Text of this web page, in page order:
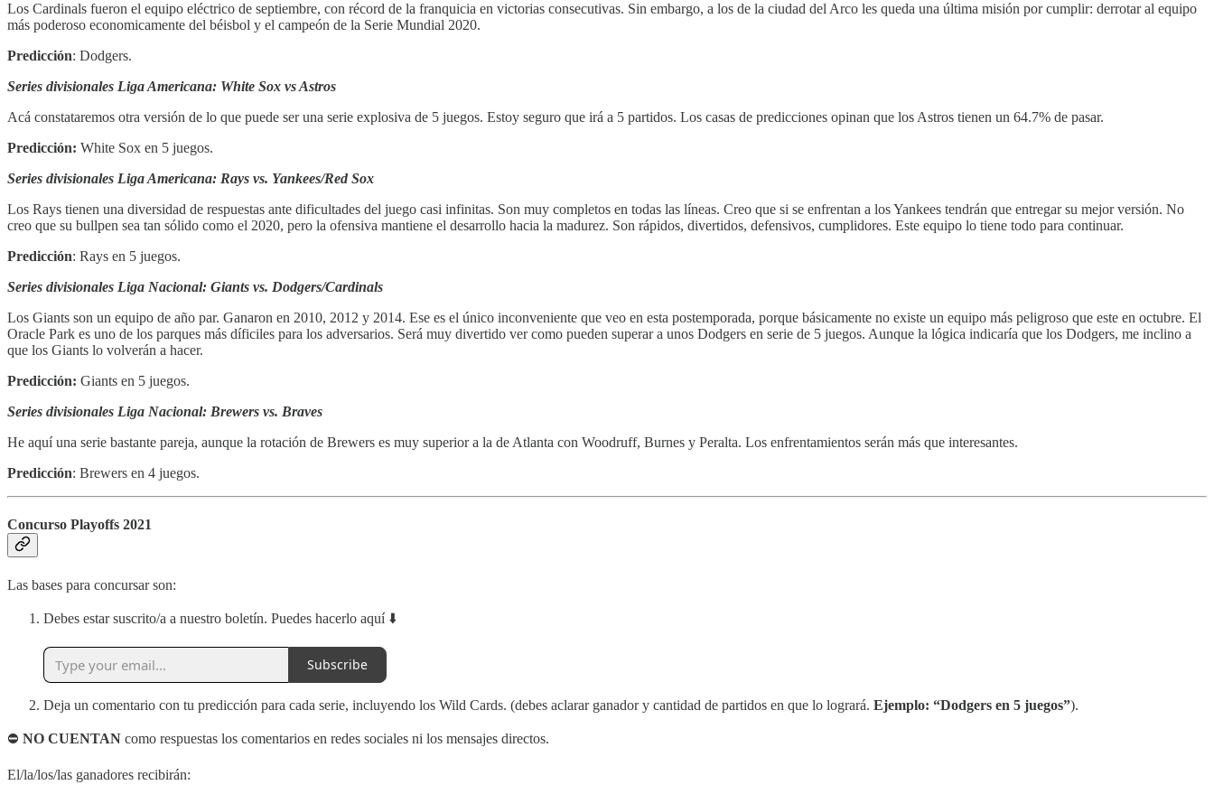
Los Cardinals fueron el equipo eléctrico de septiembre, con récord de la franquicia en victorias consecutivas. Sin embargo, a los de la ciudad del Arco les queda una última misión por cumplir: derrotar al equipo
más poderoso economicamente del béisbol y el campeón de la Serie Mundial 2020.
Predicción: Dodgers.
Series divisionales Liga Americana: White Sox vs Astros
Acá constataremos otra versión de lo que puede ser una serie explosiva de 5 juegos. Estoy seguro que irá a 5 partidos. Los casas de predicciones opinan que los Astros tienen un 64.7% de pasar.
Predicción: White Sox en 5 juegos.
Series divisionales Liga Americana: Rays vs. Yankees/Red Sox
Los Rays tienen una diversidad de respuestas ante dificultades del juego casi infinitas. Son muy completos en todas las líneas. Creo que si se enfrentan a los Yankees tendrán que entregar su mejor versión. No
creo que su bullpen sea tan sólido como el 2020, pero la ofensiva mantiene el desarrollo hacia la madurez. Son rápidos, divertidos, defensivos, cumplidores. Este equipo lo tiene todo para continuar.
Predicción: Rays en 5 juegos.
Series divisionales Liga Nacional: Giants vs. Dodgers/Cardinals
Los Giants son un equipo de año par. Ganaron en 2010, 2012 y 2014. Ese es el único inconveniente que veo en esta postemporada, porque básicamente no existe un equipo más peligroso que este en octubre. El
Oracle Park es uno de los parques más díficiles para los adversarios. Será muy divertido ver como pueden superar a unos Dodgers en serie de 5 juegos. Aunque la lógica indicaría que los Dodgers, me inclino a
que los Giants lo volverán a hacer.
Predicción: Giants en 5 juegos.
Series divisionales Liga Nacional: Brewers vs. Braves
He aquí una serie bastante pareja, aunque la rotación de Brewers es muy superior a la de Atlanta con Woodruff, Burnes y Peralta. Los enfrentamientos serán más que interesantes.
Predicción: Brewers en 4 juegos.
Concurso Playoffs 2021
Las bases para concursar son:
Debes estar suscrito/a a nuestro boletín. Puedes hacerlo aquí ⬇️
Subscribe
Deja un comentario con tu predicción para cada serie, incluyendo los Wild Cards. (debes aclarar ganador y cantidad de partidos en que lo logrará. Ejemplo: “Dodgers en 5 juegos”).
⛔ NO CUENTAN como respuestas los comentarios en redes sociales ni los mensajes directos.
El/la/los/las ganadores recibirán: